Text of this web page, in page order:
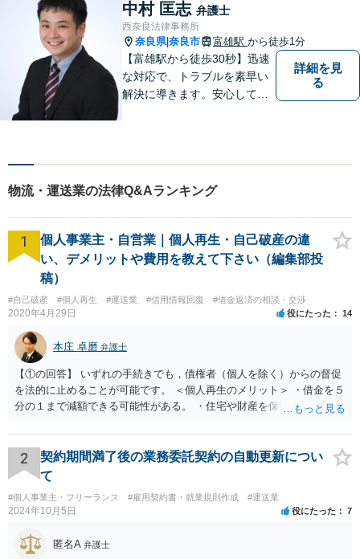
す。
中村 匡志 弁護士
西奈良法律事務所
奈良県|奈良市 富雄駅 から徒歩1分
【富雄駅から徒歩30秒】迅速
な対応で、トラブルを素早い
解決に導きます。安心して話
続・遺言・交通事故・借金・
債務整理などはお任せくださ
い。
詳細を見
る
物流・運送業の法律Q&Aランキング
1
個人事業主・自営業｜個人再生・自己破産の違
い、デメリットや費用を教えて下さい（編集部投
稿）
#自己破産 #個人再生 #運送業 #信用情報回復 #借金返済の相談・交渉
2020年4月29日 役にたった 14
本庄 卓磨 弁護士
【①の回答】 いずれの手続きでも，債権者（個人を除く）からの督促
を法的に止めることが可能です。 ＜個人再生のメリット＞ ・借金を５
分の１まで減額できる可能性がある。 ・住宅や財産を保持できる（た
理的抵抗が小さい（個人差あり）。 ＜自己破産のメリット＞ ・税金等
の滞納分を除き，借金を返済する必要がなくなる。 【②の回答】 ・個
人再生・破産ともに，信用情報に事故情報（いわゆるブラックリス
ト）として登録されますので，５年～１０年ほどは新たに借金をする
ことはできません。また，住宅や店舗を借りる際，保証会社の審査も
通らなくなるため，保証人を立てて契約する必要がある場合がありま
す。 ・ご家族名義の財産を処分する必要はありません。 ・個人再生・
破産ともに，返済が困難な状況に陥っている以上，事業継続は難しい
2
契約期間満了後の業務委託契約の自動更新につい
て
#個人事業主・フリーランス #雇用契約書・就業規則作成 #運送業
2024年10月5日 役にたった 7
匿名A 弁護士